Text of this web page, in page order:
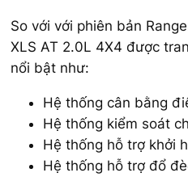
So với với phiên bản
XLS AT 2.0L 4X4 được
nổi bật như:
Hệ thống cân bằng
Hệ thống kiểm soát
Hệ thống hỗ trợ khởi
Hệ thống hỗ trợ đổ